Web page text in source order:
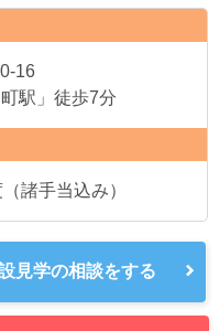
16
駅」徒歩7分
諸手当込み）
見学の相談をする